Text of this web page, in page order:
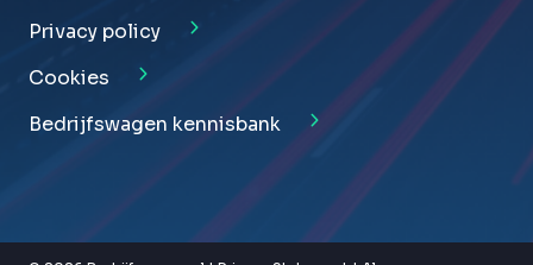
Privacy policy
Cookies
Bedrijfswagen kennisbank